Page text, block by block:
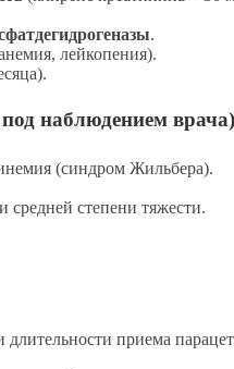
.
лейкопения).
наблюдением
(синдром Жильбера).
средней степени тяжести.
приема